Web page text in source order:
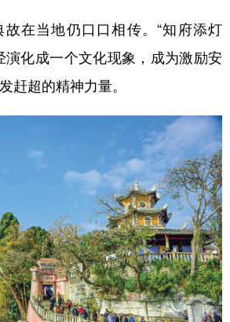
村振兴 银龄 溯源中国
旅游 能源 会展
娱乐 时尚
上市公司
天津 河北 山西
吉林 上海 江苏
安徽 福建 江西
在当地仍口口相传。“知府添灯
演化成一个文化现象，成为激励安
赶超的精神力量。